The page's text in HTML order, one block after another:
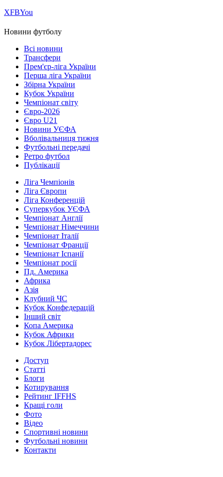
ХFBYou
Новини футболу
Всі новини
Трансфери
Прем'єр-ліга України
Перша ліга України
Збірна України
Кубок України
Чемпіонат світу
Євро-2026
Євро U21
Новини УЄФА
Вболівальниця тижня
Футбольні передачі
Ретро футбол
Публікації
Ліга Чемпіонів
Ліга Європи
Ліга Конференцій
Суперкубок УЄФА
Чемпіонат Англії
Чемпіонат Німеччини
Чемпіонат Італії
Чемпіонат Франції
Чемпіонат Іспанії
Чемпіонат росії
Пд. Америка
Африка
Азія
Клубний ЧС
Кубок Конфедерацій
Інший світ
Копа Америка
Кубок Африки
Кубок Лібертадорес
Доступ
Статті
Блоги
Котирування
Рейтинг IFFHS
Кращі голи
Фото
Відео
Спортивні новини
Футбольні новини
Контакти